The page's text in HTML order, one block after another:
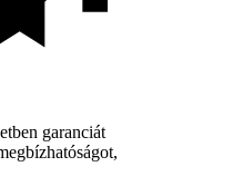
garanciát